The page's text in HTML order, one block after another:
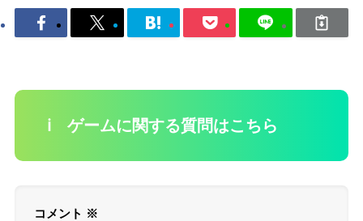
ℹ️ ゲームに関する質問はこちら
コメント ※